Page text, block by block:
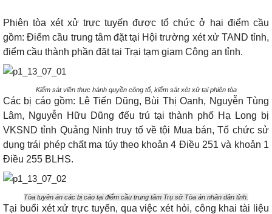
Phiên tòa xét xử trực tuyến được tổ chức ở hai điểm cầu
gồm: Điểm cầu trung tâm đặt tại Hội trường xét xử TAND tỉnh,
điểm cầu thành phần đặt tại Trại tạm giam Công an tỉnh.
Kiểm sát viên thực hành quyền công tố, kiểm sát xét xử tại phiên tòa
Các bị cáo gồm: Lê Tiến Dũng, Bùi Thị Oanh, Nguyễn Tùng
Lâm, Nguyễn Hữu Dũng đếu trú tại thành phố Hạ Long bị
VKSND tỉnh Quảng Ninh truy tố về tội Mua bán, Tổ chức sử
dụng trái phép chất ma túy theo khoản 4 Điều 251 và khoản 1
Điều 255 BLHS.
Tòa tuyên án các bị cáo tại điểm cầu trung tâm Trụ sở Tòa án nhân dân tỉnh.
Tại buổi xét xử trực tuyến, qua việc xét hỏi, công khai tài liệu